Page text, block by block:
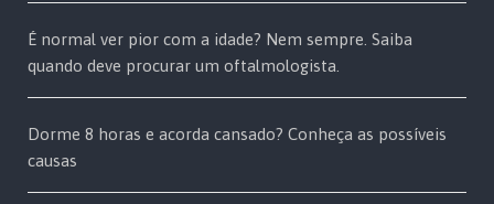
É normal ver pior com a idade? Nem sempre. Saiba
quando deve procurar um oftalmologista.
Dorme 8 horas e acorda cansado? Conheça as possíveis
causas